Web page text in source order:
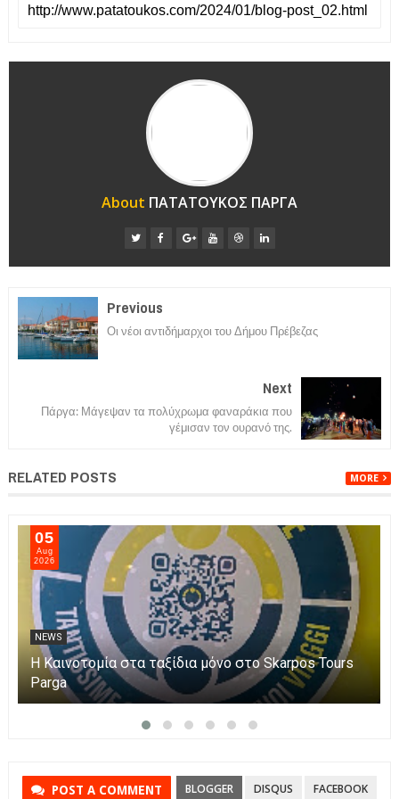
About ΠΑΤΑΤΟΥΚΟΣ ΠΑΡΓΑ
Previous
Οι νέοι αντιδήμαρχοι του Δήμου Πρέβεζας
Next
Πάργα: Μάγεψαν τα πολύχρωμα φαναράκια που
γέμισαν τον ουρανό της.
RELATED POSTS MORE
04
Aug
2026
NEWS
Μικρή Πρέσπα: Απέκτησε πλωτά «μαιευτήρια» για
τους πελεκάνους
POST A COMMENT BLOGGER DISQUS FACEBOOK